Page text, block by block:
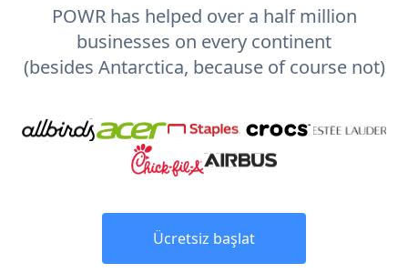
POWR has helped over a half million
businesses on every continent
(besides Antarctica, because of course not)
Ücretsiz başlat